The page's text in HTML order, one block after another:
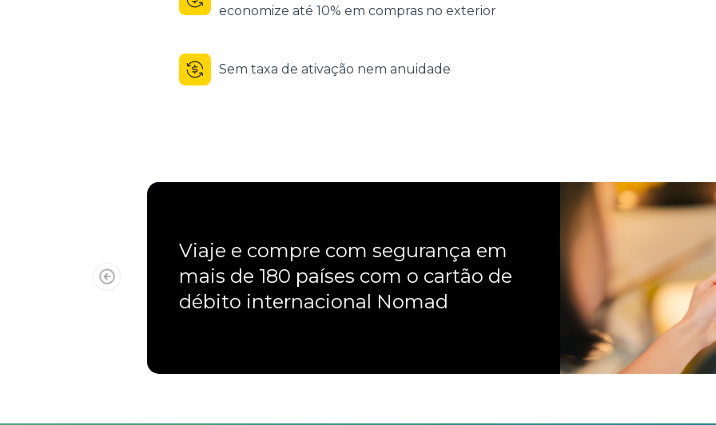
economize até 10% em compras no exterior
Sem taxa de ativação nem anuidade
Viaje e compre com segurança em
mais de 180 países com o cartão de
débito internacional Nomad